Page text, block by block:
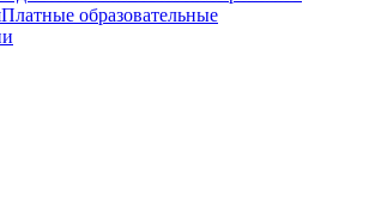
Платные образовательные